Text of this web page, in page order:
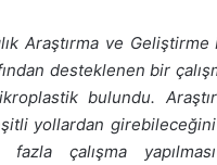
Araştırma ve
desteklenen bir
bulundu.
yollardan
çalışma